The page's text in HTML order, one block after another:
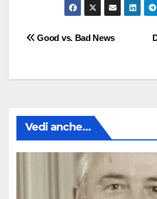
Navigazione
Good vs. Bad News
Vedi anche...